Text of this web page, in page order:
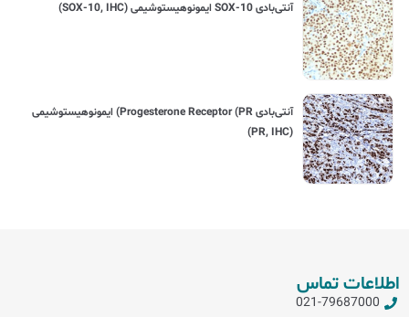
آنتی‌بادی SOX-10 ایمونوهیستوشیمی (SOX-10, IHC)
آنتی‌بادی Progesterone Receptor (PR) ایمونوهیستوشیمی
(PR, IHC)
اطلاعات تماس
021-79687000